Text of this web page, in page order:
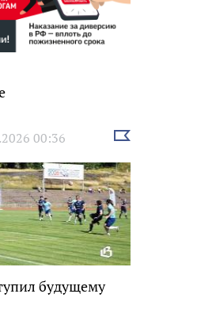
00:36
Выбрать
будущему